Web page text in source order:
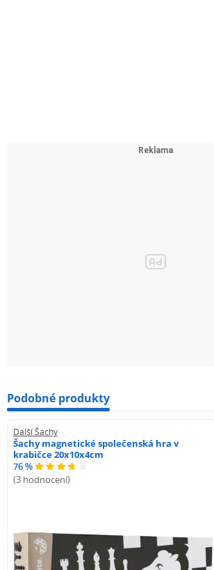
Podobné produkty
Další Šachy
Šachy magnetické společenská hra v
krabičce 20x10x4cm
76 %
(3 hodnocení)